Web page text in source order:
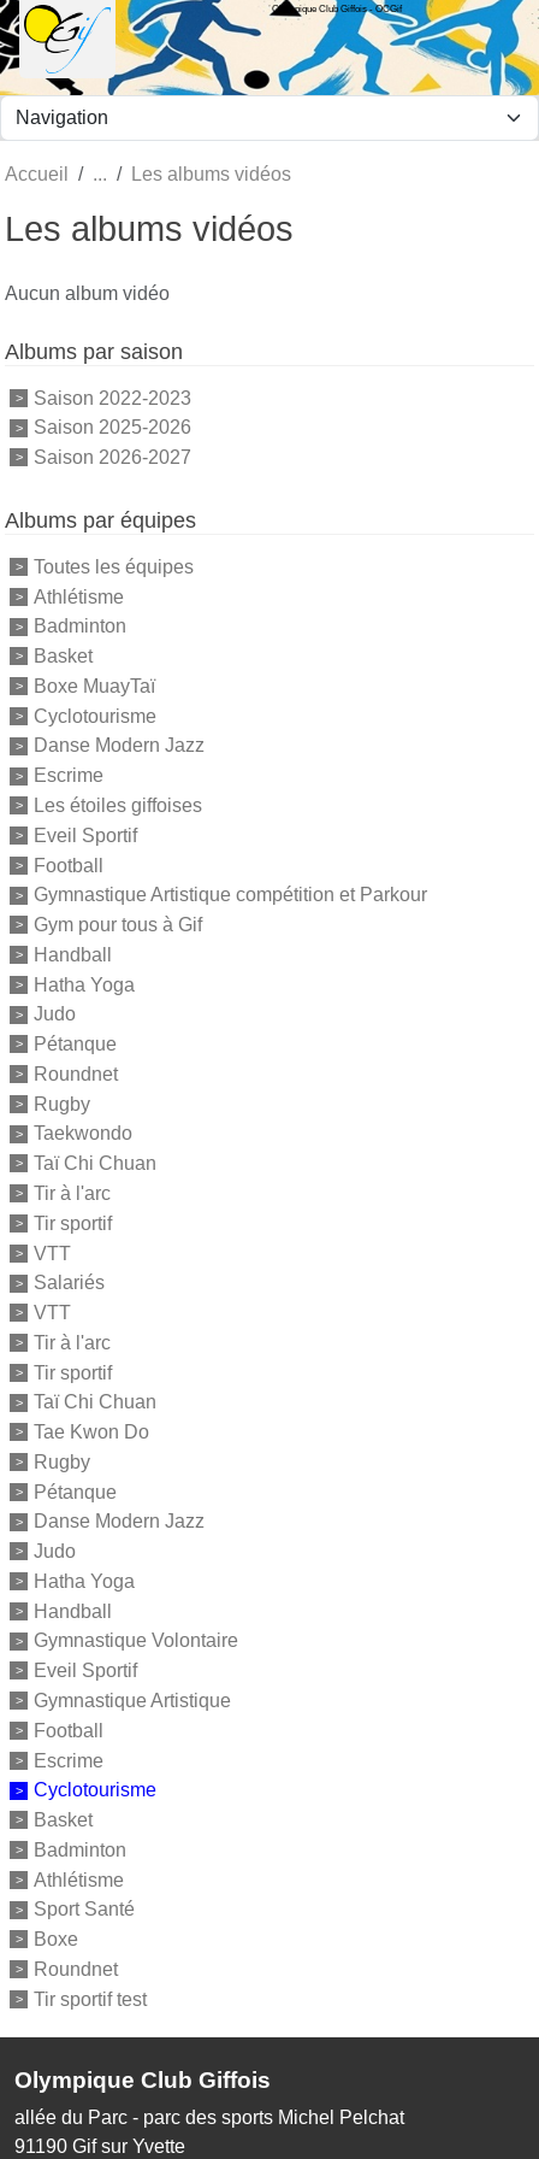
Olympique Club Giffois - OCGif
Accueil Les albums vidéos
Les albums vidéos
Aucun album vidéo
Albums par saison
Saison 2022-2023
Saison 2025-2026
Saison 2026-2027
Albums par équipes
Toutes les équipes
Athlétisme
Badminton
Basket
Boxe MuayTaï
Cyclotourisme
Danse Modern Jazz
Escrime
Les étoiles giffoises
Eveil Sportif
Football
Gymnastique Artistique compétition et Parkour
Gym pour tous à Gif
Handball
Hatha Yoga
Judo
Pétanque
Roundnet
Rugby
Taekwondo
Taï Chi Chuan
Tir à l'arc
Tir sportif
VTT
Salariés
VTT
Tir à l'arc
Tir sportif
Taï Chi Chuan
Tae Kwon Do
Rugby
Pétanque
Danse Modern Jazz
Judo
Hatha Yoga
Handball
Gymnastique Volontaire
Eveil Sportif
Gymnastique Artistique
Football
Escrime
Cyclotourisme
Basket
Badminton
Athlétisme
Sport Santé
Boxe
Roundnet
Tir sportif test
Olympique Club Giffois
allée du Parc - parc des sports Michel Pelchat
91190 Gif sur Yvette
Panneau de gestion des cookies